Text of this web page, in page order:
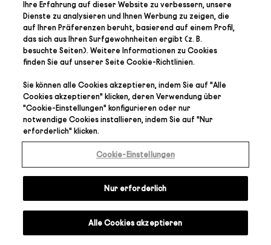
Ihre Erfahrung auf dieser Website zu verbessern, unsere
Dienste zu analysieren und Ihnen Werbung zu zeigen, die
auf Ihren Präferenzenberuht, basierend auf einem Profil,
das sich aus Ihren Surfgewohnheiten ergibt (z. B.
besuchte Seiten). Weitere Informationen zu Cookies
finden Sie auf unserer SeiteCookie-Richtlinien.
Sie können alle Cookies akzeptieren, indem Sie auf "Alle
Cookies akzeptieren" klicken, deren Verwendung über
"Cookie-Einstellungen" konfigurieren oder nur
notwendige Cookies installieren, indem Sie auf "Nur
erforderlich" klicken.
Cookie-Einstellungen
Nur erforderlich
Alle Cookies akzeptieren